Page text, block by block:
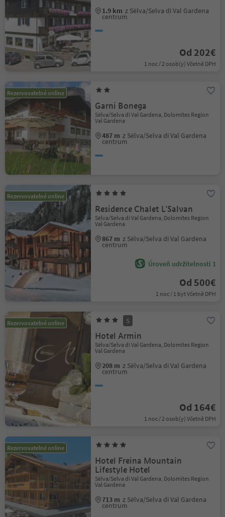
1.9 km z Sëlva/Selva di Val Gardena
centrum
Od 202€
1 noc / 2 osob(y) Včetně DPH
Rezervovatelné online
Garni Bonega
Sëlva/Selva di Val Gardena, Dolomites Region
Val Gardena
487 m z Sëlva/Selva di Val Gardena
centrum
Rezervovatelné online
Residence Chalet L’Salvan
Sëlva/Selva di Val Gardena, Dolomites Region
Val Gardena
867 m z Sëlva/Selva di Val Gardena
centrum
Úroveň udržitelnosti 1
Od 500€
1 noc / 1 byt Včetně DPH
Rezervovatelné online S
Hotel Armin
Sëlva/Selva di Val Gardena, Dolomites Region
Val Gardena
208 m z Sëlva/Selva di Val Gardena
centrum
Od 164€
1 noc / 2 osob(y) Včetně DPH
Rezervovatelné online
Hotel Freina Mountain
Lifestyle Hotel
Sëlva/Selva di Val Gardena, Dolomites Region
Val Gardena
713 m z Sëlva/Selva di Val Gardena
centrum